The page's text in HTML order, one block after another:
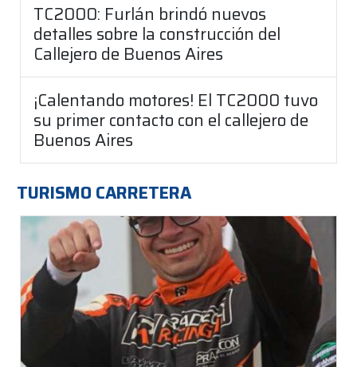
TC2000: Furlán brindó nuevos
detalles sobre la construcción del
Callejero de Buenos Aires
¡Calentando motores! El TC2000 tuvo
su primer contacto con el callejero de
Buenos Aires
TURISMO CARRETERA